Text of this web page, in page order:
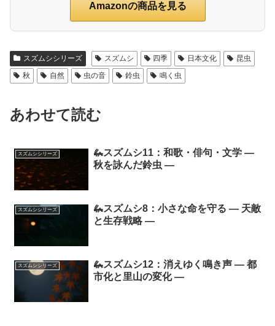
Amazonの商品を見る
スズムシシリーズ スズムシ 四季 日本文化
昆虫
秋
自然 虫の音 鈴虫 鳴く虫
あわせて読む
スズムシシリーズ
🦗スズムシ11：和歌・俳句・文学 ―
秋を詠んだ鈴虫 ―
スズムシシリーズ
🦗スズムシ8：小さな命を守る ― 天敵
と生存戦略 ―
スズムシシリーズ
🦗スズムシ12：消えゆく鳴き声 ― 都
市化と里山の変化 ―